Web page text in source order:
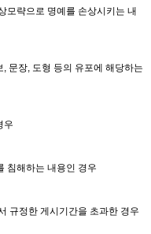
모략으로 명예를 손상시키는 내
문장, 도형 등의 유포에 해당하는
우
침해하는 내용인 경우
규정한 게시기간을 초과한 경우